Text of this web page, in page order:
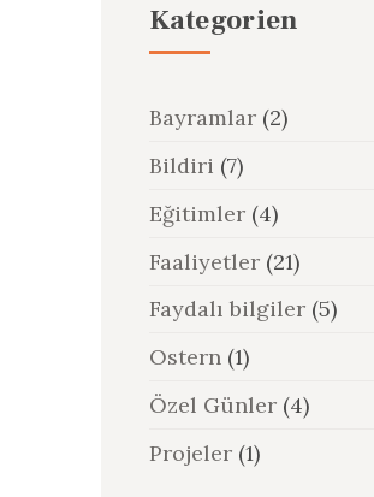
Kategorien
Bayramlar(2)
Bildiri (7)
Eğitimler(4)
Faaliyetler(21)
Faydalı bilgiler(5)
Ostern(1)
Özel Günler(4)
Projeler(1)